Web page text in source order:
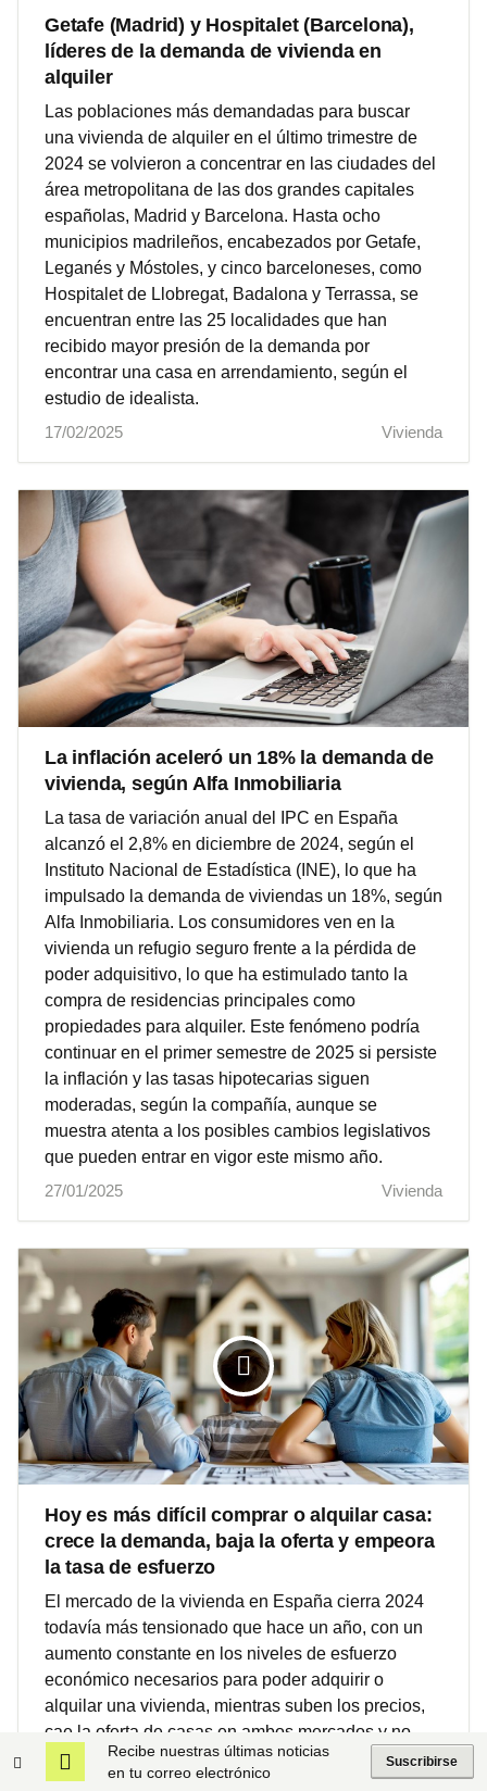
Getafe (Madrid) y Hospitalet (Barcelona),
líderes de la demanda de vivienda en
alquiler
Las poblaciones más demandadas para buscar
una vivienda de alquiler en el último trimestre de
2024 se volvieron a concentrar en las ciudades del
área metropolitana de las dos grandes capitales
españolas, Madrid y Barcelona. Hasta ocho
municipios madrileños, encabezados por Getafe,
Leganés y Móstoles, y cinco barceloneses, como
Hospitalet de Llobregat, Badalona y Terrassa, se
encuentran entre las 25 localidades que han
recibido mayor presión de la demanda por
encontrar una casa en arrendamiento, según el
estudio de idealista.
17/02/2025
Vivienda
La inflación aceleró un 18% la demanda de
vivienda, según Alfa Inmobiliaria
La tasa de variación anual del IPC en España
alcanzó el 2,8% en diciembre de 2024, según el
Instituto Nacional de Estadística (INE), lo que ha
impulsado la demanda de viviendas un 18%, según
Alfa Inmobiliaria. Los consumidores ven en la
vivienda un refugio seguro frente a la pérdida de
poder adquisitivo, lo que ha estimulado tanto la
compra de residencias principales como
propiedades para alquiler. Este fenómeno podría
continuar en el primer semestre de 2025 si persiste
la inflación y las tasas hipotecarias siguen
moderadas, según la compañía, aunque se
muestra atenta a los posibles cambios legislativos
que pueden entrar en vigor este mismo año.
27/01/2025
Vivienda
Hoy es más difícil comprar o alquilar casa:
crece la demanda, baja la oferta y empeora
la tasa de esfuerzo
El mercado de la vivienda en España cierra 2024
todavía más tensionado que hace un año, con un
aumento constante en los niveles de esfuerzo
económico necesarios para poder adquirir o
alquilar una vivienda, mientras suben los precios,
cae la oferta de casas en ambos mercados y no
para de crecer la demanda. Analizamos los últimos
informes de idealista sobre stock, demanda
Recibe nuestras últimas noticias
en tu correo electrónico
Suscribirse